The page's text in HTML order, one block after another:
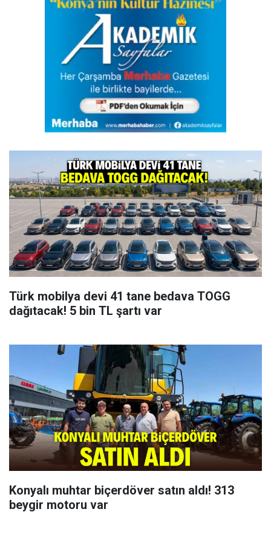
Türk mobilya devi 41 tane bedava TOGG
dağıtacak! 5 bin TL şartı var
Konyalı muhtar biçerdöver satın aldı! 313
beygir motoru var